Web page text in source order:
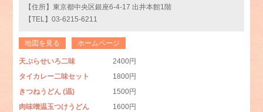
【住所】東京都中央区銀座6-4-17 出井本館1階
【TEL】03-6215-6211
地図を見る ホームページ
天ぷらせいろ二味
2400円
タイカレー二味セット
1800円
きつねうどん(温)
1500円
肉味噌温玉つけうどん
1600円